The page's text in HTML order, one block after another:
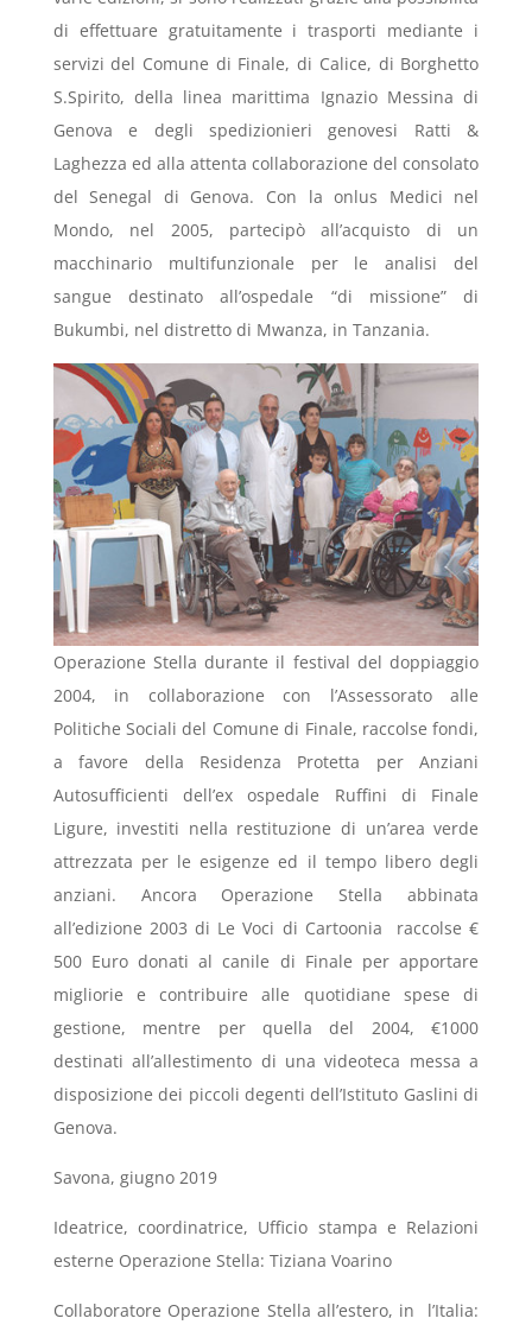
di effettuare gratuitamente i trasporti mediante i
servizi del Comune di Finale, di Calice, di Borghetto
S.Spirito, della linea marittima Ignazio Messina di
Genova e degli spedizionieri genovesi Ratti &
Laghezza ed alla attenta collaborazione del consolato
del Senegal di Genova. Con la onlus Medici nel
Mondo, nel 2005, partecipò all’acquisto di un
macchinario multifunzionale per le analisi del
sangue destinato all’ospedale “di missione” di
Bukumbi, nel distretto di Mwanza, in Tanzania.
Operazione Stella durante il festival del doppiaggio
2004, in collaborazione con l’Assessorato alle
Politiche Sociali del Comune di Finale, raccolse fondi,
a favore della Residenza Protetta per Anziani
Autosufficienti dell’ex ospedale Ruffini di Finale
Ligure, investiti nella restituzione di un’area verde
attrezzata per le esigenze ed il tempo libero degli
anziani. Ancora Operazione Stella abbinata
all’edizione 2003 di Le Voci di Cartoonia raccolse €
500 Euro donati al canile di Finale per apportare
migliorie e contribuire alle quotidiane spese di
gestione, mentre per quella del 2004, €1000
destinati all’allestimento di una videoteca messa a
disposizione dei piccoli degenti dell’Istituto Gaslini di
Genova.
Savona, giugno 2019
Ideatrice, coordinatrice, Ufficio stampa e Relazioni
esterne Operazione Stella: Tiziana Voarino
Collaboratore Operazione Stella all’estero, in l’Italia: